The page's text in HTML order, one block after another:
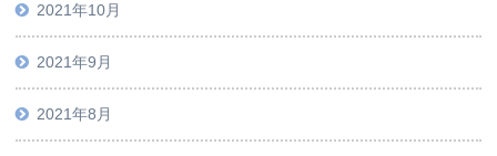
2021年10月
2021年9月
2021年8月